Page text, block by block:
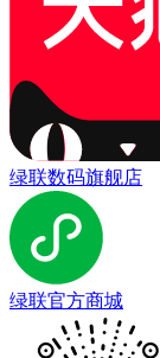
绿联数码旗舰店
绿联官方商城